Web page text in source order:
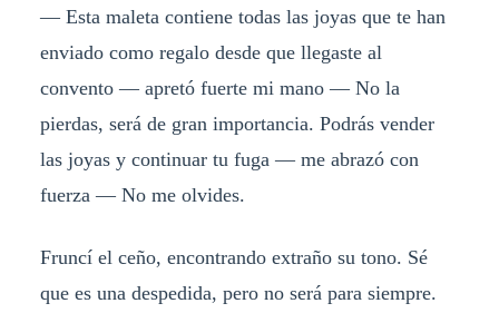
— Esta maleta contiene todas las joyas que te han
enviado como regalo desde que llegaste al
convento — apretó fuerte mi mano — No la
pierdas, será de gran importancia. Podrás vender
las joyas y continuar tu fuga — me abrazó con
fuerza — No me olvides.
Fruncí el ceño, encontrando extraño su tono. Sé
que es una despedida, pero no será para siempre.